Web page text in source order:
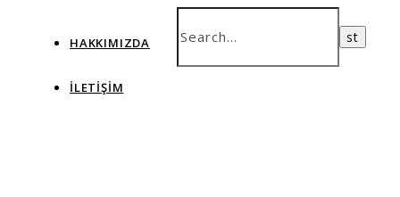
HAKKIMIZDA
İLETIŞIM